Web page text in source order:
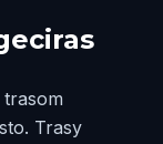
Trasy